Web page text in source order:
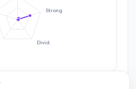
Strong
Divid.